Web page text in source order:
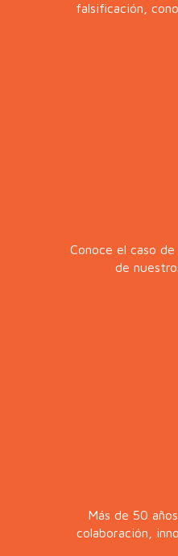
falsificación,
Conoce el caso
de
Más de 50
colaboración,